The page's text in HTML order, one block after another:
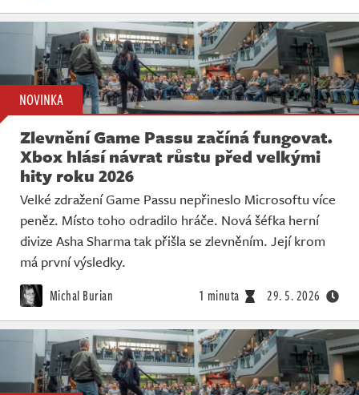
NOVINKA
Zlevnění Game Passu začíná fungovat.
Xbox hlásí návrat růstu před velkými
hity roku 2026
Velké zdražení Game Passu nepřineslo Microsoftu více
peněz. Místo toho odradilo hráče. Nová šéfka herní
divize Asha Sharma tak přišla se zlevněním. Její krom
má první výsledky.
Michal Burian 1 minuta 29. 5. 2026